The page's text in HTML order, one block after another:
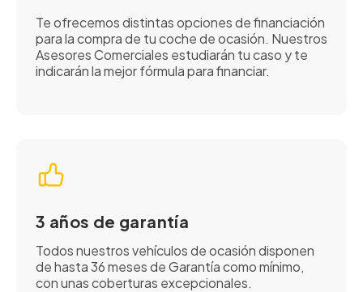
Te ofrecemos distintas opciones de financiación
para la compra de tu coche de ocasión. Nuestros
Asesores Comerciales estudiarán tu caso y te
indicarán la mejor fórmula para financiar.
3 años de garantía
Todos nuestros vehículos de ocasión disponen
de hasta 36 meses de Garantía como mínimo,
con unas coberturas excepcionales.